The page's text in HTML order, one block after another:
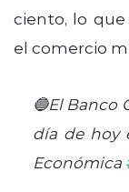
ciento, lo
el comercio
🔵El Banco
día de hoy
Económica